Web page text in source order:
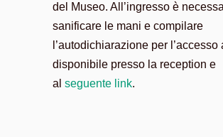
del Museo. All’ingresso è
sanificare le mani e compilare
l’autodichiarazione per l’accesso
disponibile presso la reception e
al seguente link.